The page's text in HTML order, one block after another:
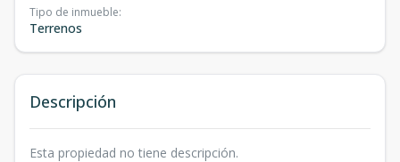
Tipo de inmueble:
Terrenos
Descripción
Esta propiedad no tiene descripción.